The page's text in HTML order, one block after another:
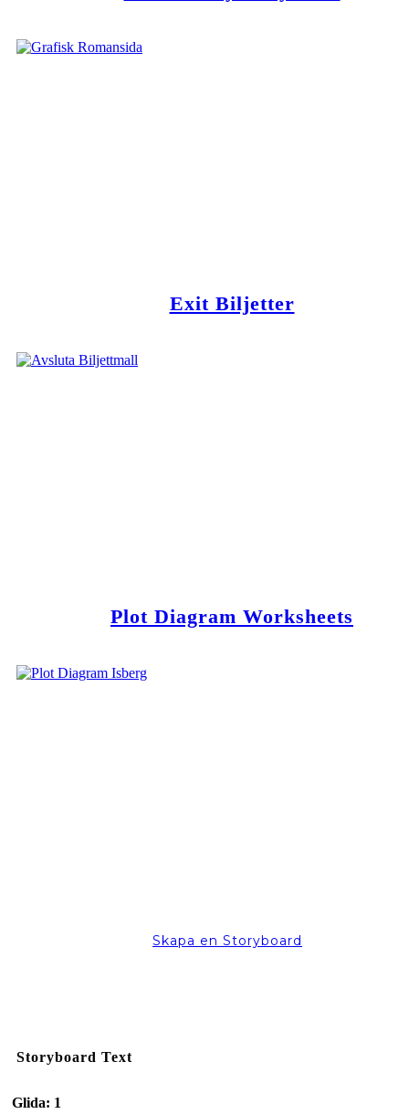
Exit Biljetter
Plot Diagram Worksheets
Skapa en Storyboard
Storyboard Text
Glida: 1